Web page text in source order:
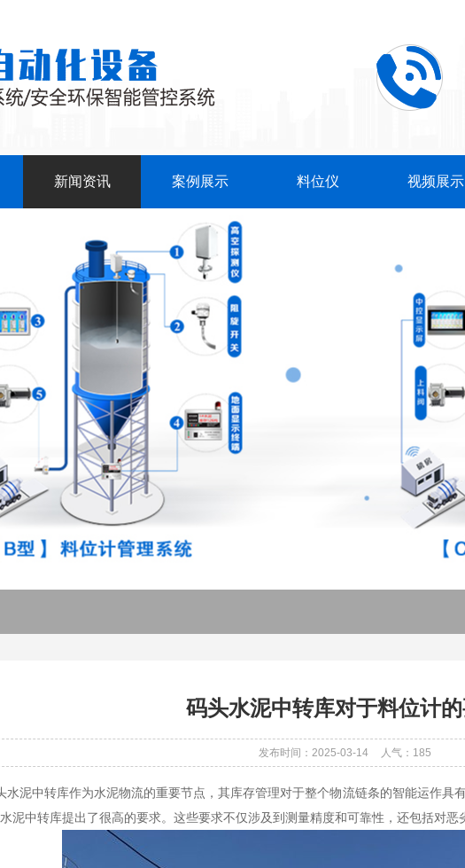
新闻资讯 案例展示 料位仪 视频展示
码头水泥中转库对于料位计
发布时间：2025-03-14 人气：185
水泥中转库作为水泥物流的重要节点，其库存管理对于整个物流链条的智能运作具
泥中转库提出了很高的要求。这些要求不仅涉及到测量精度和可靠性，还包括对恶